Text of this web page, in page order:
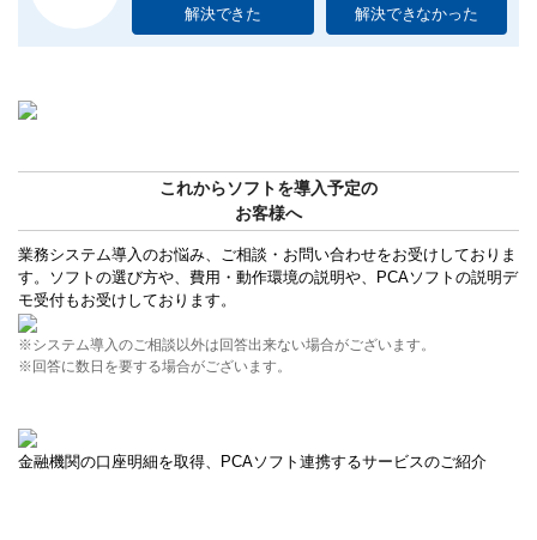
解決できた 解決できなかった
これからソフトを導入予定の
お客様へ
業務システム導入のお悩み、ご相談・お問い合わせをお受けしておりま
す。ソフトの選び方や、費用・動作環境の説明や、PCAソフトの説明デ
モ受付もお受けしております。
※システム導入のご相談以外は回答出来ない場合がございます。
※回答に数日を要する場合がございます。
金融機関の口座明細を取得、PCAソフト連携するサービスのご紹介